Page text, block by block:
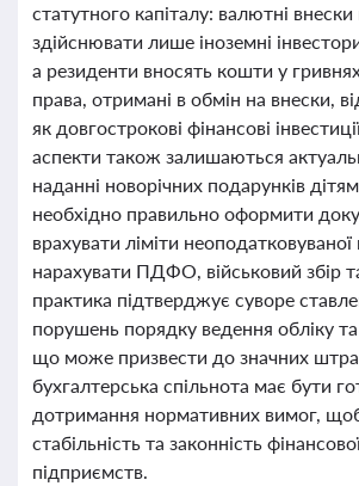
статутного капіталу: валютні
здійснювати лише іноземні
а резиденти вносять кошти у
права, отримані в обмін на внески,
як довгострокові фінансові
аспекти також залишаються
наданні новорічних подарунків
необхідно правильно оформити
врахувати ліміти неоподатковуваної
нарахувати ПДФО, військовий збір
практика підтверджує суворе
порушень порядку ведення обліку та
що може призвести до значних
бухгалтерська спільнота має бути
дотримання нормативних вимог,
стабільність та законність
підприємств.